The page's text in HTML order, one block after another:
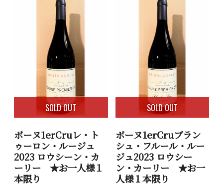
SOLD OUT
ボーヌ1erCruレ・ト
ゥーロン・ルージュ
2023 ロウシーン・カ
ーリー ★お一人様１
本限り
SOLD OUT
ボーヌ1erCruブラン
シュ・フルール・ルー
ジュ2023 ロウシー
ン・カーリー ★お一
人様１本限り